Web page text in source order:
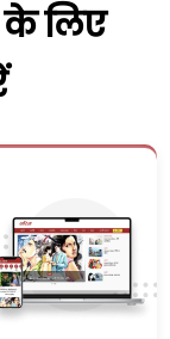
लिए